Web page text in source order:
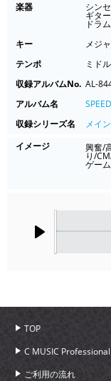
楽器
シン
ギタ
ドラ
キー
メジ
テンポ
ミド
収録アルバムNo. AL-
アルバム名
収録シリーズ名
メイ
イメージ
興奮/
り/
ゲー
TOP
C MUSIC
ご利用の流れ